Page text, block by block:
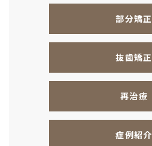
部分矯正
抜歯矯正
再治療
症例紹介